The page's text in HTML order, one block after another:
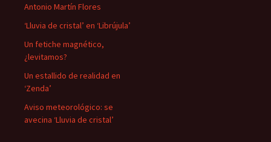
Antonio Martín Flores
‘Lluvia de cristal’ en ‘Librújula’
Un fetiche magnético,
¿levitamos?
Un estallido de realidad en
‘Zenda’
Aviso meteorológico: se
avecina ‘Lluvia de cristal’